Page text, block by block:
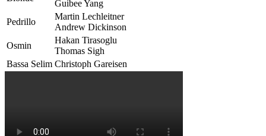
Guibee Yang
Pedrillo
Martin Lechleitner
Andrew Dickinson
Osmin
Hakan Tirasoglu
Thomas Sigh
Bassa Selim Christoph Gareisen